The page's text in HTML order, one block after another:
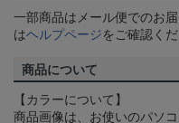
一部商品はメール便でのお
はヘルプページをご確認くだ
商品について
【カラーについて】
商品画像は、お使いのパソ